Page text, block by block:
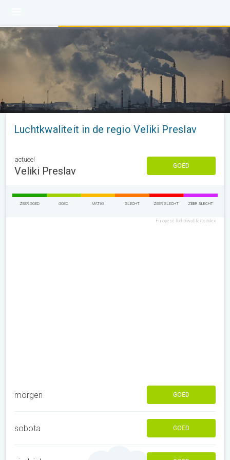
Luchtkwaliteit in de regio Veliki Preslav
actueel
Veliki Preslav GOED
ZEER GOED GOED MATIG SLECHT ZEER SLECHT ZEER SLECHT
Europese luchtkwaliteitsindex
morgen GOED
sobota GOED